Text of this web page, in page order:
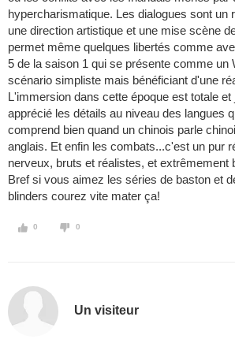
hypercharismatique. Les dialogues sont un
une direction artistique et une mise scène
permet même quelques libertés comme
5 de la saison 1 qui se présente comme un
scénario simpliste mais bénéficiant d'une
L'immersion dans cette époque est totale
apprécié les détails au niveau des langues
comprend bien quand un chinois parle
anglais. Et enfin les combats...c'est un pur
nerveux, bruts et réalistes, et extrêmement
Bref si vous aimez les séries de baston et
blinders courez vite mater ça!
0 0
Un visiteur